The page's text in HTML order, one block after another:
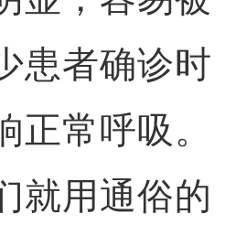
患者确诊时
正常呼吸。
就用通俗的